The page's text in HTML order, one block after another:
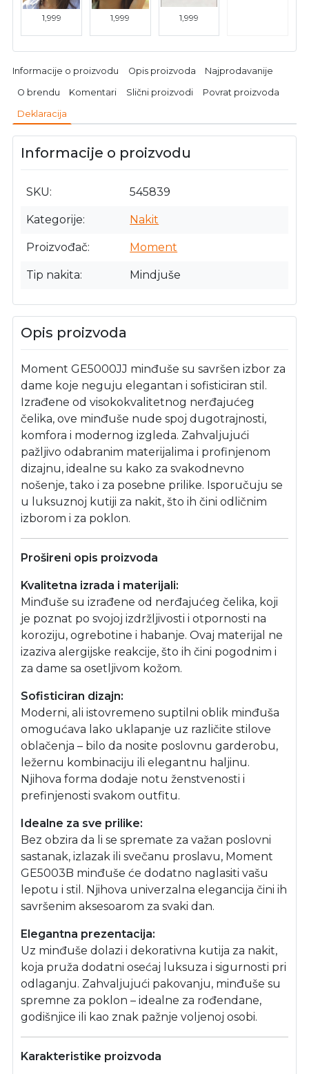
1,999 1,999 1,999
Informacije o proizvodu Opis proizvoda Najprodavanije
O brendu Komentari Slični proizvodi Povrat proizvoda
Deklaracija
Informacije o proizvodu
SKU 545839
Kategorije Nakit
Proizvođač Moment
Tip nakita Mindjuše
Opis proizvoda
Moment GE5000JJ minđuše su savršen izbor za
dame koje neguju elegantan i sofisticiran stil.
Izrađene od visokokvalitetnog nerđajućeg
čelika, ove minđuše nude spoj dugotrajnosti,
komfora i modernog izgleda. Zahvaljujući
pažljivo odabranim materijalima i profinjenom
dizajnu, idealne su kako za svakodnevno
nošenje, tako i za posebne prilike. Isporučuju se
u luksuznoj kutiji za nakit, što ih čini odličnim
izborom i za poklon.
Prošireni opis proizvoda
Kvalitetna izrada i materijali:
Minđuše su izrađene od nerđajućeg čelika, koji
je poznat po svojoj izdržljivosti i otpornosti na
koroziju, ogrebotine i habanje. Ovaj materijal ne
izaziva alergijske reakcije, što ih čini pogodnim i
za dame sa osetljivom kožom.
Sofisticiran dizajn:
Moderni, ali istovremeno suptilni oblik minđuša
omogućava lako uklapanje uz različite stilove
oblačenja – bilo da nosite poslovnu garderobu,
ležernu kombinaciju ili elegantnu haljinu.
Njihova forma dodaje notu ženstvenosti i
prefinjenosti svakom outfitu.
Idealne za sve prilike:
Bez obzira da li se spremate za važan poslovni
sastanak, izlazak ili svečanu proslavu, Moment
GE5003B minđuše će dodatno naglasiti vašu
lepotu i stil. Njihova univerzalna elegancija čini ih
savršenim aksesoarom za svaki dan.
Elegantna prezentacija:
Uz minđuše dolazi i dekorativna kutija za nakit,
koja pruža dodatni osećaj luksuza i sigurnosti pri
odlaganju. Zahvaljujući pakovanju, minđuše su
spremne za poklon – idealne za rođendane,
godišnjice ili kao znak pažnje voljenoj osobi.
Karakteristike proizvoda